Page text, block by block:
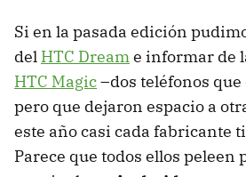
Si en la pasada edición
del HTC Dreame informar de
HTC Magic–dos teléfonos
pero que dejaron espacio a
este año casi cada fabricante
Parece que todos ellos peleen